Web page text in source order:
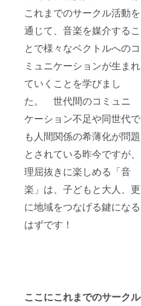
これまでのサークル活動を
通じて、音楽を媒介するこ
とで様々なベクトルへのコ
ミュニケーションが生まれ
ていくことを学びまし
た。 世代間のコミュニ
ケーション不足や同世代で
も人間関係の希薄化が問題
とされている昨今ですが、
理屈抜きに楽しめる「音
楽」は、子どもと大人、更
に地域をつなげる鍵になる
はずです！
ここにこれまでのサークル